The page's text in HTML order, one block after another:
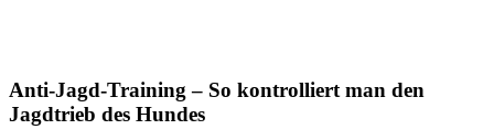
Anti-Jagd-Training – So kontrolliert man den
Jagdtrieb des Hundes